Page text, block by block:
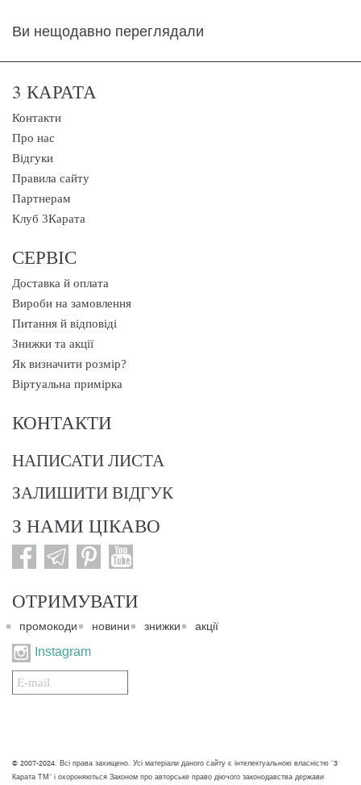
Ви нещодавно переглядали
3 КАРАТА
Контакти
Про нас
Відгуки
Правила сайту
Партнерам
Клуб 3Карата
СЕРВІС
Доставка й оплата
Вироби на замовлення
Питання й відповіді
Знижки та акції
Як визначити розмір?
Віртуальна примірка
КОНТАКТИ
НАПИСАТИ ЛИСТА
ЗАЛИШИТИ ВІДГУК
З НАМИ ЦІКАВО
ОТРИМУВАТИ
промокоди новини знижки акції
Instagram
Подписаться
на
© 2007-2024. Всі права захищено. Усі матеріали даного сайту є інтелектуальною власністю "3
Карата ТМ" і охороняються Законом про авторське право діючого законодавства держави